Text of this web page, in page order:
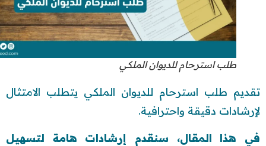
طلب استرحام للديوان الملكي
تقديم طلب استرحام للديوان الملكي يتطلب الامتثال
لإرشادات دقيقة واحترافية.
في هذا المقال، سنقدم إرشادات هامة لتسهيل